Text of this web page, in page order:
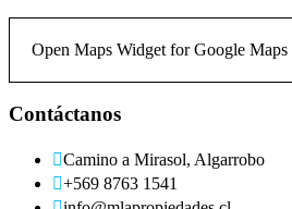
Open Maps Widget for Google
Contáctanos
Camino a Mirasol, Algarrobo
+569 8763 1541